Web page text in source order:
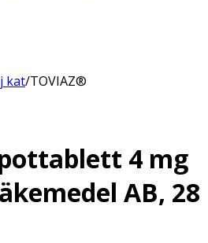
kat/TOVIAZ®
4 mg
AB, 28